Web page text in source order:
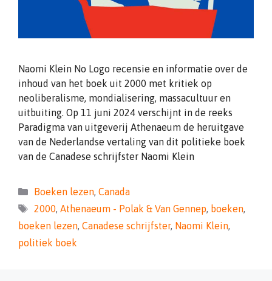
Naomi Klein No Logo recensie en informatie over de
inhoud van het boek uit 2000 met kritiek op
neoliberalisme, mondialisering, massacultuur en
uitbuiting. Op 11 juni 2024 verschijnt in de reeks
Paradigma van uitgeverij Athenaeum de heruitgave
van de Nederlandse vertaling van dit politieke boek
van de Canadese schrijfster Naomi Klein
Categorieën
Boeken lezen, Canada
Tags
2000, Athenaeum - Polak & Van Gennep, boeken,
boeken lezen, Canadese schrijfster, Naomi Klein,
politiek boek